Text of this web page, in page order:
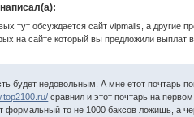
тут обсуждается сайт vipmails, а другие
на сайте который вы предложили
будет недовольным. А мне етот почтарь
сравнил и этот почтарь на
формальный то не 1000 баксов ложишь, а